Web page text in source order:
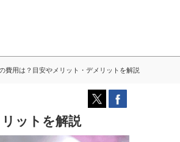
費用は？目安やメリット・デメリットを解説
ットを解説